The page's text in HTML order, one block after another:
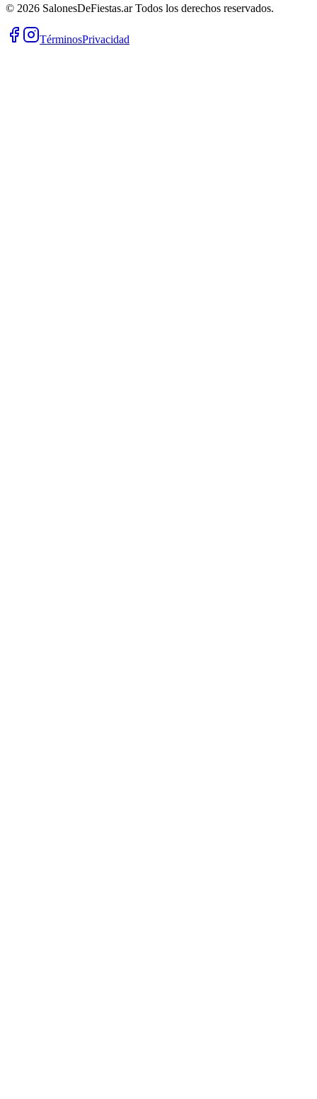
© 2026 SalonesDeFiestas.arTodos los derechos reservados.
TérminosPrivacidad